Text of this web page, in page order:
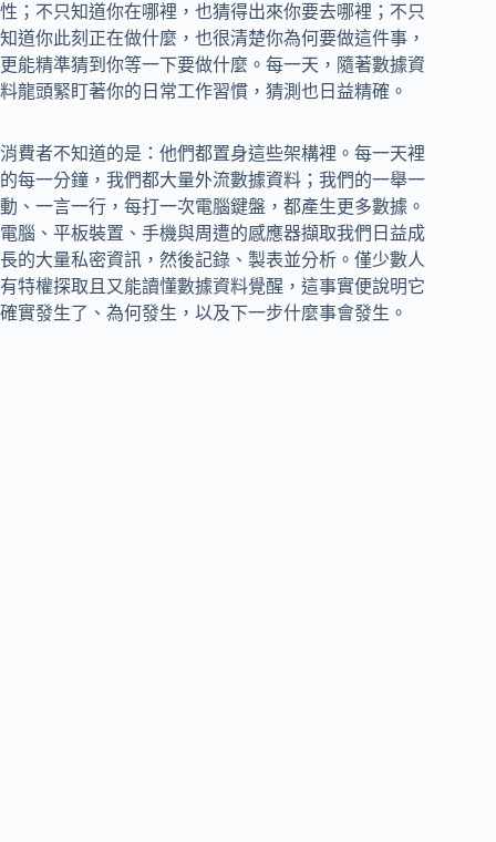
性；不只知道你在哪裡，也猜得出來你要去哪裡；不只
知道你此刻正在做什麼，也很清楚你為何要做這件事，
更能精準猜到你等一下要做什麼。每一天，隨著數據資
料龍頭緊盯著你的日常工作習慣，猜測也日益精確。
消費者不知道的是：他們都置身這些架構裡。每一天裡
的每一分鐘，我們都大量外流數據資料；我們的一舉一
動、一言一行，每打一次電腦鍵盤，都產生更多數據。
電腦、平板裝置、手機與周遭的感應器擷取我們日益成
長的大量私密資訊，然後記錄、製表並分析。僅少數人
有特權探取且又能讀懂數據資料覺醒，這事實便說明它
確實發生了、為何發生，以及下一步什麼事會發生。